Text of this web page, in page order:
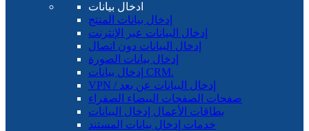
ادخال بيانات
إدخال بيانات المنتج
إدخال البيانات عبر الإنترنت
إدخال البيانات دون اتصال
إدخال بيانات الصورة
إدخال بيانات CRM.
VPN / إدخال البيانات عن بعد
صفحات الصفحات البيضاء الصفراء
بطاقات الأعمال إدخال البيانات
خدمات إدخال بيانات المستند